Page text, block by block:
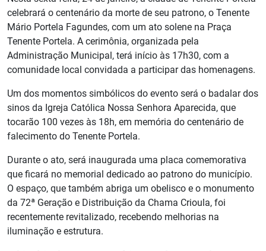
celebrará o centenário da morte de seu patrono, o Tenente
Mário Portela Fagundes, com um ato solene na Praça
Tenente Portela. A cerimônia, organizada pela
Administração Municipal, terá início às 17h30, com a
comunidade local convidada a participar das homenagens.
Um dos momentos simbólicos do evento será o badalar dos
sinos da Igreja Católica Nossa Senhora Aparecida, que
tocarão 100 vezes às 18h, em memória do centenário de
falecimento do Tenente Portela.
Durante o ato, será inaugurada uma placa comemorativa
que ficará no memorial dedicado ao patrono do município.
O espaço, que também abriga um obelisco e o monumento
da 72ª Geração e Distribuição da Chama Crioula, foi
recentemente revitalizado, recebendo melhorias na
iluminação e estrutura.